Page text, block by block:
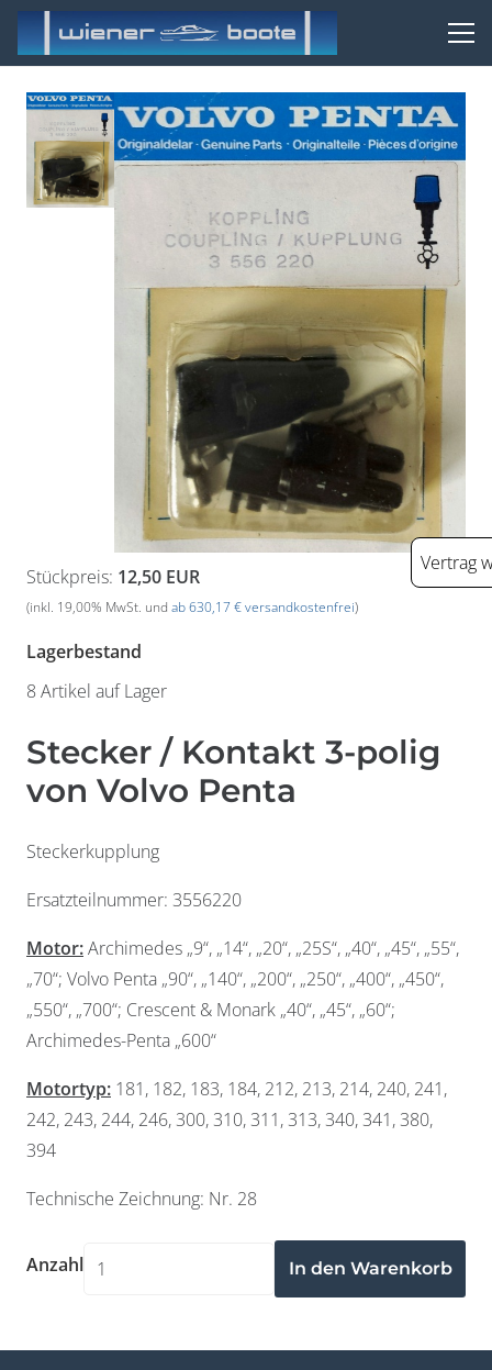
Stückpreis: 12,50 EUR
(inkl. 19,00% MwSt. und ab 630,17 € versandkostenfrei)
Lagerbestand
8 Artikel auf Lager
Stecker / Kontakt 3-polig
von Volvo Penta
Steckerkupplung
Ersatzteilnummer: 3556220
Motor:Archimedes „9“, „14“, „20“, „25S“, „40“, „45“, „55“,
„70“; Volvo Penta „90“, „140“, „200“, „250“, „400“, „450“,
„550“, „700“; Crescent & Monark „40“, „45“, „60“;
Archimedes-Penta „600“
Motortyp: 181, 182, 183, 184, 212, 213, 214, 240, 241,
242, 243, 244, 246, 300, 310, 311, 313, 340, 341, 380,
394
Technische Zeichnung: Nr. 28
Anzahl
Vertrag
Widerruf bestätigen